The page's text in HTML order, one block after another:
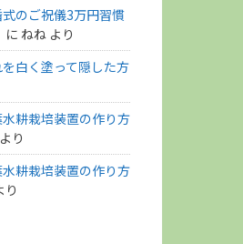
式のご祝儀3万円習慣
に ねね より
白く塗って隠した方
水耕栽培装置の作り方
より
水耕栽培装置の作り方
り